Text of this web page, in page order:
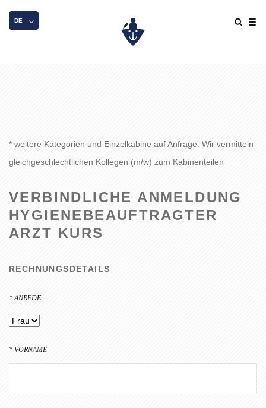
DE
* weitere Kategorien und Einzelkabine auf Anfrage. Wir vermitteln
gleichgeschlechtlichen Kollegen (m/w) zum Kabinenteilen
VERBINDLICHE ANMELDUNG
HYGIENEBEAUFTRAGTER
ARZT KURS
RECHNUNGSDETAILS
ANREDE
VORNAME